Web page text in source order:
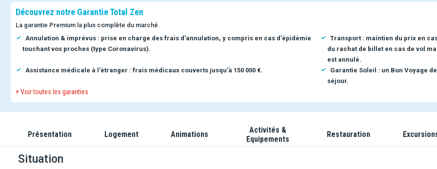
Découvrez notre Garantie Total Zen
La garantie Premium la plus complète du marché.
Annulation & imprévus : prise en charge des frais d'annulation, y compris en cas d'épidémie
touchant vos proches (type Coronavirus).
Transport : maintien du prix en
du rachat de billet en cas de vol
est annulé.
Assistance médicale à l'étranger : frais médicaux couverts jusqu'à 150 000 €.
Garantie Soleil : un Bon Voyage
séjour.
+ Voir toutes les garanties
Présentation Logement Animations
Activités &
Equipements
Restauration
Situation